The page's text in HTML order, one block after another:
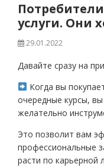
услуги. Они
29.01.2022
Давайте сразу на
Когда вы
очередные курсы,
желательно
Это позволит вам
профессиональные
расти по карьерной